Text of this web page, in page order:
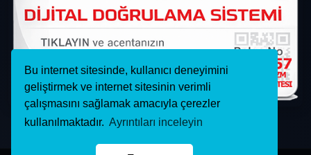
Bu internet sitesinde, kullanıcı deneyimini
geliştirmek ve internet sitesinin verimli
çalışmasını sağlamak amacıyla çerezler
kullanılmaktadır. Ayrıntıları inceleyin